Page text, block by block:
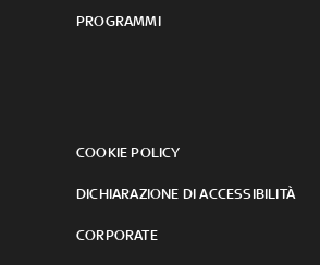
PROGRAMMI
COOKIE POLICY
DICHIARAZIONE DI ACCESSIBILITÀ
CORPORATE